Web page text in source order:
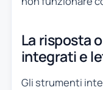
La risposta
integrati e
Gli strumenti